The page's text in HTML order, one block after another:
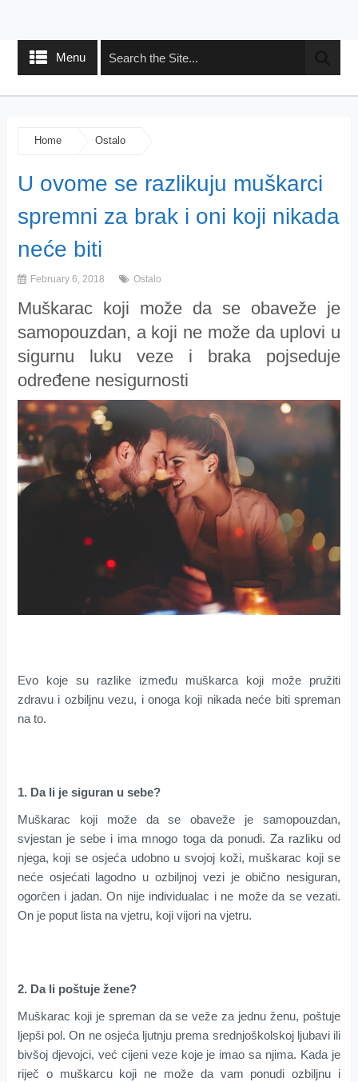
Menu
Home Ostalo
U ovome se razlikuju muškarci
spremni za brak i oni koji nikada
neće biti
February 6, 2018 Ostalo
Muškarac koji može da se obaveže je
samopouzdan, a koji ne može da uplovi u
sigurnu luku veze i braka pojseduje
određene nesigurnosti
Evo koje su razlike između muškarca koji može pružiti
zdravu i ozbiljnu vezu, i onoga koji nikada neće biti spreman
na to.
1. Da li je siguran u sebe?
Muškarac koji može da se obaveže je samopouzdan,
svjestan je sebe i ima mnogo toga da ponudi. Za razliku od
njega, koji se osjeća udobno u svojoj koži, muškarac koji se
neće osjećati lagodno u ozbiljnoj vezi je obično nesiguran,
ogorčen i jadan. On nije individualac i ne može da se vezati.
On je poput lista na vjetru, koji vijori na vjetru.
2. Da li poštuje žene?
Muškarac koji je spreman da se veže za jednu ženu, poštuje
ljepši pol. On ne osjeća ljutnju prema srednjoškolskoj ljubavi ili
bivšoj djevojci, već cijeni veze koje je imao sa njima. Kada je
riječ o muškarcu koji ne može da vam ponudi ozbiljnu i